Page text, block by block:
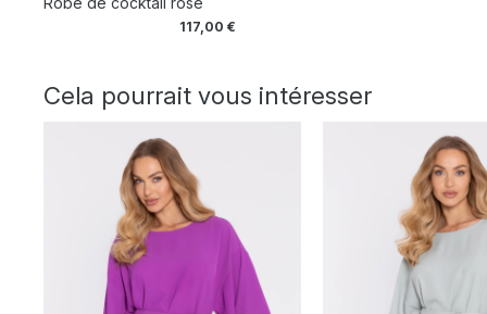
117,00 €
Cela pourrait vous intéresser